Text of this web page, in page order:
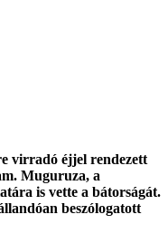
virradó éjjel rendezett
Muguruza, a
is vette a bátorságát.
beszólogatott